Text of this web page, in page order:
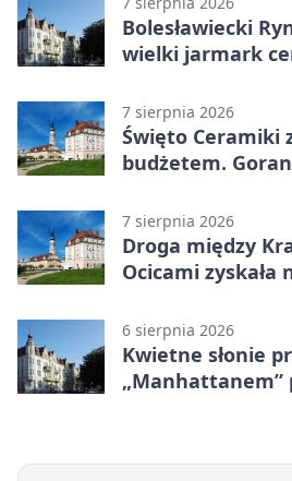
Bolesławiecki
wielki jarmark
7 sierpnia 2026
Święto Ceramiki
budżetem.
7 sierpnia 2026
Droga między
Ocicami zyskała
6 sierpnia 2026
Kwietne słonie
„Manhattanem”